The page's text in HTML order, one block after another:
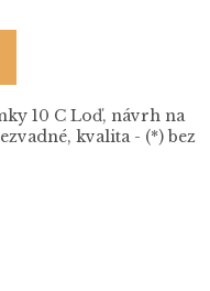
10 C Loď, návrh na
kvalita - (*) bez